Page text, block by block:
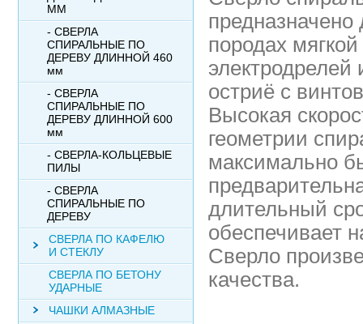
предназначено
породах
остриё с
Высокая
геометрии
максимально
длительный
обеспечивает
Сверло
качества.
ММ
- СВЕРЛА
СПИРАЛЬНЫЕ ПО
ДЕРЕВУ ДЛИННОЙ 460
мм
- СВЕРЛА
СПИРАЛЬНЫЕ ПО
ДЕРЕВУ ДЛИННОЙ 600
мм
- СВЕРЛА-КОЛЬЦЕВЫЕ
ПИЛЫ
- СВЕРЛА
СПИРАЛЬНЫЕ ПО
ДЕРЕВУ
СВЕРЛА ПО КАФЕЛЮ
И СТЕКЛУ
СВЕРЛА ПО БЕТОНУ
УДАРНЫЕ
ЧАШКИ АЛМАЗНЫЕ